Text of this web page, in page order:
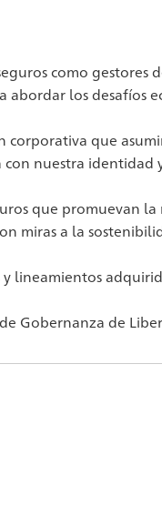
como gestores
los desafíos
que
nuestra
que promuevan la
miras a la
y lineamientos
Gobernanza de